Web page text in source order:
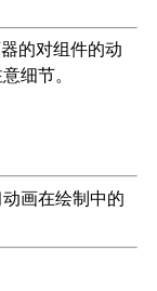
的对组件的动
细节。
画在绘制中的